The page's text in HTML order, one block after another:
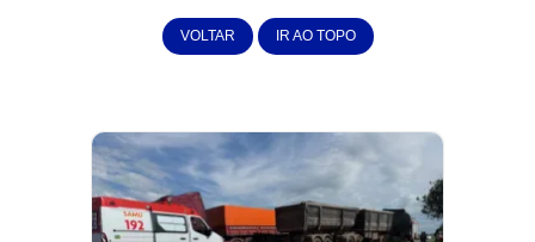
VOLTAR IR AO TOPO